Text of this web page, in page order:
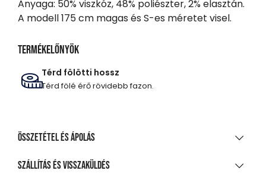
Anyaga: 50% viszkóz, 48% poliészter, 2% elasztán.
A modell 175 cm magas és S-es méretet visel.
Termékelőnyök
Térd fölötti hossz
Térd fölé érő rövidebb fazon.
Összetétel és ápolás
ANYAGÖSSZETÉTEL
Szállítás és visszaküldés